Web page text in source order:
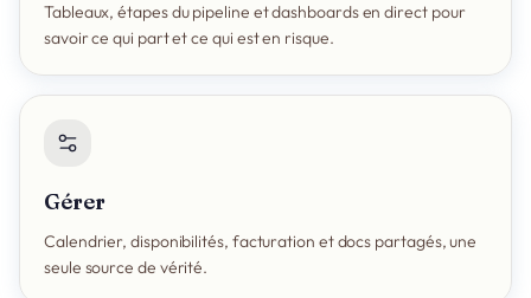
Tableaux, étapes du pipeline et dashboards en direct pour
savoir ce qui part et ce qui est en risque.
Gérer
Calendrier, disponibilités, facturation et docs partagés, une
seule source de vérité.